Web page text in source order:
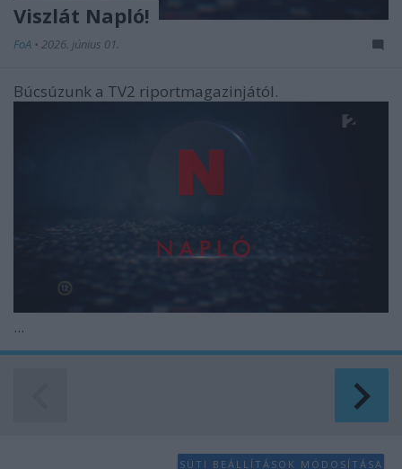
Viszlát Napló!
FoA • 2026. június 01.
Búcsúzunk a TV2 riportmagazinjától.
...
SÜTI BEÁLLÍTÁSOK MÓDOSÍTÁSA